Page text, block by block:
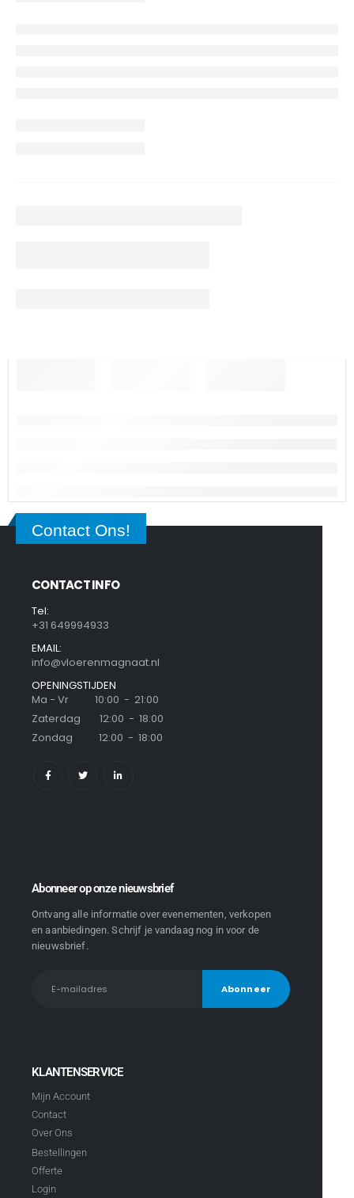
Contact Ons!
CONTACT INFO
Tel:
+31 649994933
EMAIL:
info@vloerenmagnaat.nl
OPENINGSTIJDEN
Ma - Vr 10:00 - 21:00
Zaterdag 12:00 - 18:00
Zondag 12:00 - 18:00
Abonneer op onze nieuwsbrief
Ontvang alle informatie over evenementen, verkopen
en aanbiedingen. Schrijf je vandaag nog in voor de
nieuwsbrief.
KLANTENSERVICE
Mijn Account
Contact
Over Ons
Bestellingen
Offerte
Login